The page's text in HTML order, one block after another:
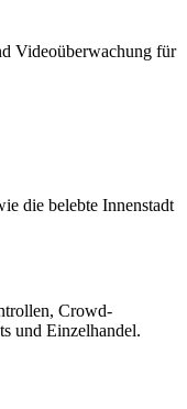
Videoüberwachung für
die belebte Innenstadt
Crowd-
und Einzelhandel.